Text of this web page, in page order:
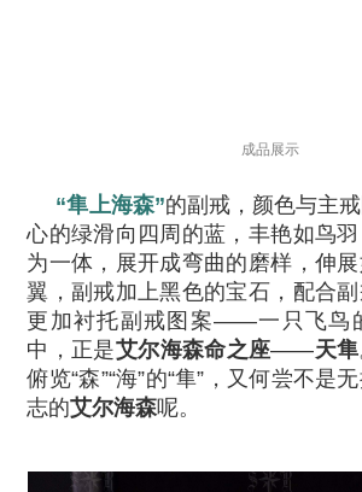
成品展示
“隼上海森”的副戒，颜色与主
心的绿滑向四周的蓝，丰艳如鸟
为一体，展开成弯曲的磨样，伸
翼，副戒加上黑色的宝石，配合副
更加衬托副戒图案——一只飞鸟
中，正是艾尔海森命之座——天隼
俯览“森”“海”的“隼”，又何尝不是
志的艾尔海森呢。